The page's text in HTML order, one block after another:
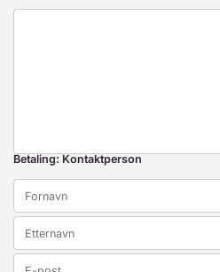
Betaling: Kontaktperson